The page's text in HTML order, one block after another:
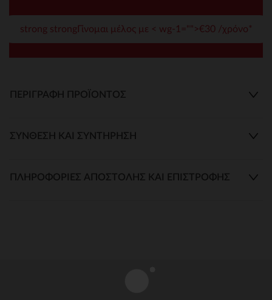
strong strongΓίνομαι μέλος με < wg-1="">€30 /χρόνο*
ΠΕΡΙΓΡΑΦΉ ΠΡΟΪΌΝΤΟΣ
ΣΎΝΘΕΣΗ ΚΑΙ ΣΥΝΤΉΡΗΣΗ
ΠΛΗΡΟΦΟΡΊΕΣ ΑΠΟΣΤΟΛΉΣ ΚΑΙ ΕΠΙΣΤΡΟΦΉΣ